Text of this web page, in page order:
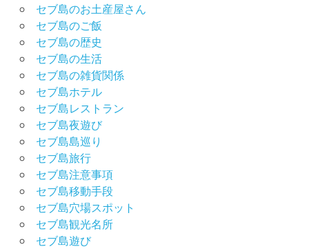
セブ島のお土産屋さん
セブ島のご飯
セブ島の歴史
セブ島の生活
セブ島の雑貨関係
セブ島ホテル
セブ島レストラン
セブ島夜遊び
セブ島島巡り
セブ島旅行
セブ島注意事項
セブ島移動手段
セブ島穴場スポット
セブ島観光名所
セブ島遊び